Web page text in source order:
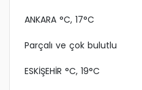
ANKARA °C, 17°C
Parçalı ve çok bulutlu
ESKİŞEHİR °C, 19°C